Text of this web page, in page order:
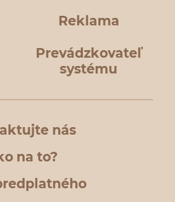
Reklama
Prevádzkovateľ
systému
nás
na to?